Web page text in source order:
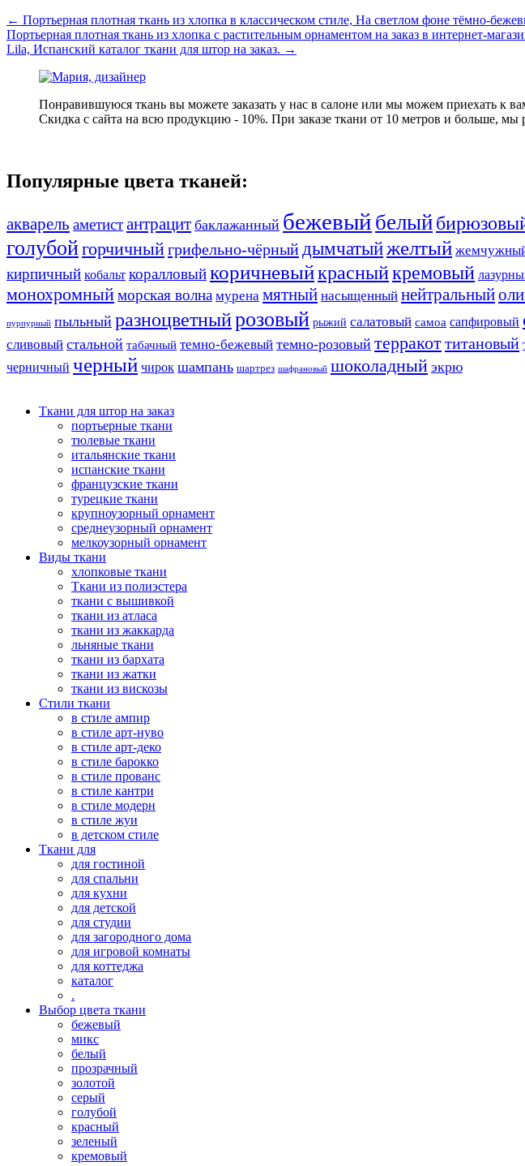
← Портьерная плотная ткань из хлопка в классическом стиле, На светлом фоне тёмно-
Портьерная плотная ткань из хлопка с растительным орнаментом на заказ в интернет-
Lila, Испанский каталог ткани для штор на заказ. →
Понравившуюся ткань вы можете заказать у нас в салоне или мы можем приехать к
Скидка с сайта на всю продукцию - 10%. При заказе ткани от 10 метров и больше,
Популярные цвета тканей:
акварель аметистантрацит баклажанный бежевый белый
голубойгорчичныйгрифельно-чёрный дымчатыйжелтый
кирпичный кобальт коралловыйкоричневыйкрасныйкремовый
монохромныйморская волна мурена мятный насыщенный нейтральный
пурпурный пыльный разноцветныйрозовый рыжий салатовый самоа сапфировый
сливовый стальной табачный темно-бежевый темно-розовый терракоттитановый
черничный черный чирок шампань шартрез шафрановый шоколадный экрю
Ткани для штор на заказ
портьерные ткани
тюлевые ткани
итальянские ткани
испанские ткани
французские ткани
турецкие ткани
крупноузорный орнамент
среднеузорный орнамент
мелкоузорный орнамент
Виды ткани
хлопковые ткани
Ткани из полиэстера
ткани с вышивкой
ткани из атласа
ткани из жаккарда
льняные ткани
ткани из бархата
ткани из жатки
ткани из вискозы
Стили ткани
в стиле ампир
в стиле арт-нуво
в стиле арт-деко
в стиле барокко
в стиле прованс
в стиле кантри
в стиле модерн
в стиле жуи
в детском стиле
Ткани для
для гостиной
для спальни
для кухни
для детской
для студии
для загородного дома
для игровой комнаты
для коттеджа
каталог
.
Выбор цвета ткани
бежевый
микс
белый
прозрачный
золотой
серый
голубой
красный
зеленый
кремовый